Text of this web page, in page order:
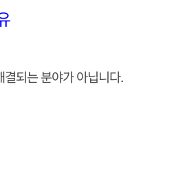
되는 분야가 아닙니다.